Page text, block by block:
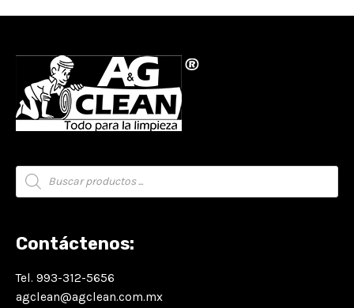
Búsqueda
de
productos
Contáctenos:
Tel. 993-312-5656
agclean@agclean.com.mx